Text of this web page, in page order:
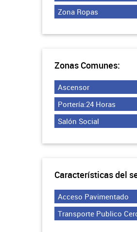
Zona Ropas
Zonas Comunes:
Ascensor
Portería:24 Horas
Salón Social
Características del
Acceso Pavimentado
Transporte Publico